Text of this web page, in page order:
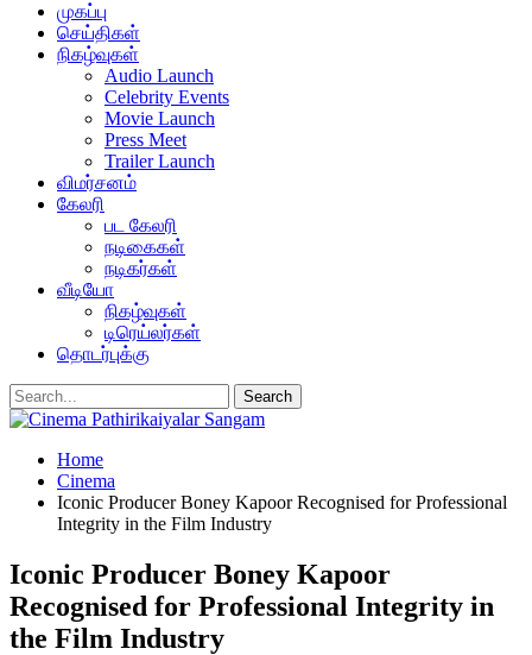
முகப்பு
செய்திகள்
நிகழ்வுகள்
Audio Launch
Celebrity Events
Movie Launch
Press Meet
Trailer Launch
விமர்சனம்
கேலரி
பட கேலரி
நடிகைகள்
நடிகர்கள்
வீடியோ
நிகழ்வுகள்
டிரெய்லர்கள்
தொடர்புக்கு
Home
Cinema
Iconic Producer Boney Kapoor Recognised for Professional
Integrity in the Film Industry
Iconic Producer Boney Kapoor
Recognised for Professional Integrity in
the Film Industry